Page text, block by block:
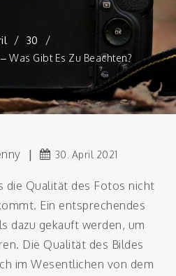
30
Was Gibt Es Zu Beachten?
30. April 2021
die Qualität des Fotos nicht
Ein entsprechendes
dazu gekauft werden, um
Die Qualität des Bildes
im Wesentlichen von dem